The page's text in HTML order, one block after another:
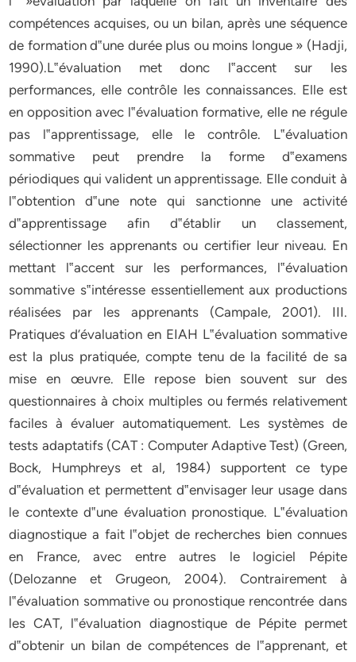
compétences acquises, ou un bilan, après une séquence
de formation d‟une durée plus ou moins longue » (Hadji,
1990).L‟évaluation met donc l‟accent sur les
performances, elle contrôle les connaissances. Elle est
en opposition avec l‟évaluation formative, elle ne régule
pas l‟apprentissage, elle le contrôle. L‟évaluation
sommative peut prendre la forme d‟examens
périodiques qui valident un apprentissage. Elle conduit à
l‟obtention d‟une note qui sanctionne une activité
d‟apprentissage afin d‟établir un classement,
sélectionner les apprenants ou certifier leur niveau. En
mettant l‟accent sur les performances, l‟évaluation
sommative s‟intéresse essentiellement aux productions
réalisées par les apprenants (Campale, 2001). III.
Pratiques d’évaluation en EIAH L‟évaluation sommative
est la plus pratiquée, compte tenu de la facilité de sa
mise en œuvre. Elle repose bien souvent sur des
questionnaires à choix multiples ou fermés relativement
faciles à évaluer automatiquement. Les systèmes de
tests adaptatifs (CAT : Computer Adaptive Test) (Green,
Bock, Humphreys et al, 1984) supportent ce type
d‟évaluation et permettent d‟envisager leur usage dans
le contexte d‟une évaluation pronostique. L‟évaluation
diagnostique a fait l‟objet de recherches bien connues
en France, avec entre autres le logiciel Pépite
(Delozanne et Grugeon, 2004). Contrairement à
l‟évaluation sommative ou pronostique rencontrée dans
les CAT, l‟évaluation diagnostique de Pépite permet
d‟obtenir un bilan de compétences de l‟apprenant, et